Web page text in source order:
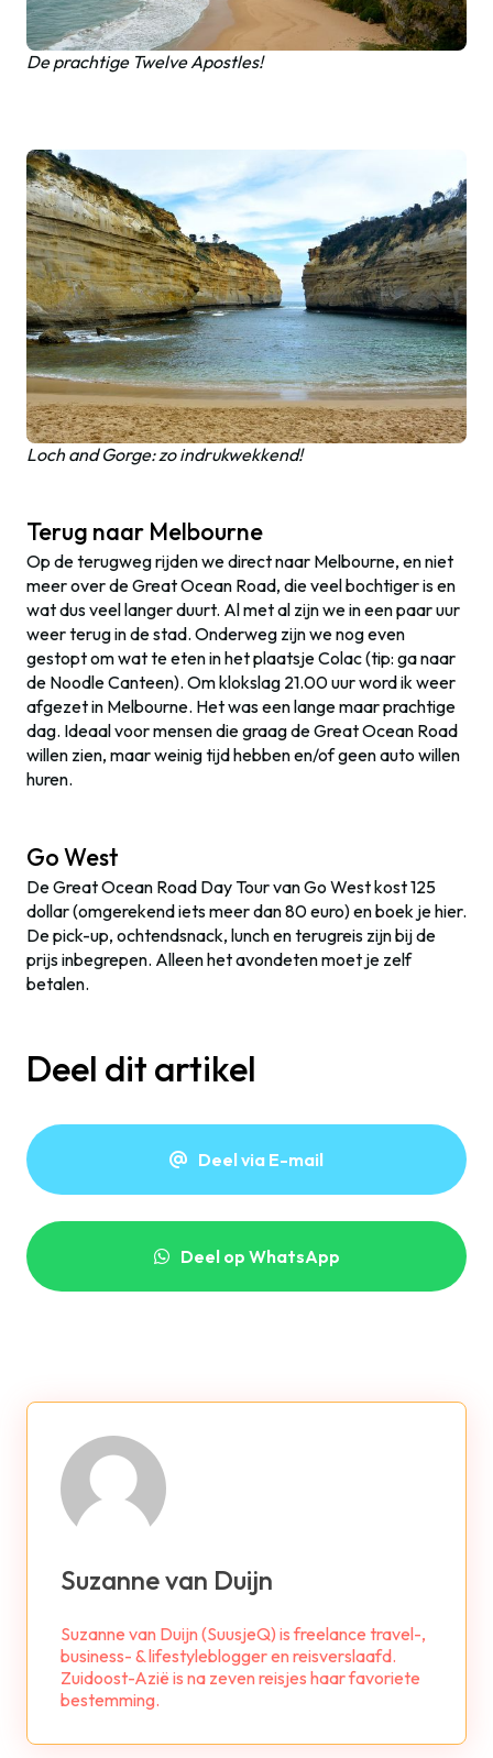
De prachtige Twelve Apostles!
Loch and Gorge: zo indrukwekkend!
Terug naar Melbourne
Op de terugweg rijden we direct naar Melbourne, en niet
meer over de Great Ocean Road, die veel bochtiger is en
wat dus veel langer duurt. Al met al zijn we in een paar uur
weer terug in de stad. Onderweg zijn we nog even
gestopt om wat te eten in het plaatsje Colac (tip: ga naar
de Noodle Canteen). Om klokslag 21.00 uur word ik weer
afgezet in Melbourne. Het was een lange maar prachtige
dag. Ideaal voor mensen die graag de Great Ocean Road
willen zien, maar weinig tijd hebben en/of geen auto willen
huren.
Go West
De Great Ocean Road Day Tour van Go West kost 125
dollar (omgerekend iets meer dan 80 euro) en boek je hier.
De pick-up, ochtendsnack, lunch en terugreis zijn bij de
prijs inbegrepen. Alleen het avondeten moet je zelf
betalen.
Deel dit artikel
Deel via E-mail
Deel op WhatsApp
Suzanne van Duijn
Suzanne van Duijn (SuusjeQ) is freelance travel-,
business- & lifestyleblogger en reisverslaafd.
Zuidoost-Azië is na zeven reisjes haar favoriete
bestemming.